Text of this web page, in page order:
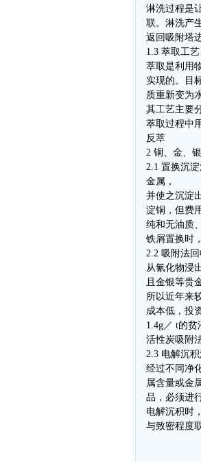
淋洗过程是
联。淋洗产
返回吸附塔
1.3 萃取工艺
萃取是利用
实现的。目
质重新变为
其工艺主要
萃取过程中
反萃
2 铜、金、
2.1 置换沉
金属，
并使之沉淀
淀铜，但费
纯和无油质
铁屑置换时
2.2 吸附法
从氰化物浸
且金银等贵
所以近年来
成本低，投
1.4g／ t的贫
活性炭吸附
2.3 电解沉
经过不同净
属含量或金
品，必须进
电解沉积时
与致密程度